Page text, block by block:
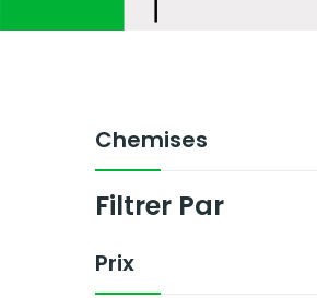
Chemises
Filtrer Par
Prix